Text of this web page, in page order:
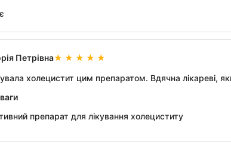
Петрівна
холецистит цим препаратом. Вдячна лікареві,
препарат для лікування холециститу